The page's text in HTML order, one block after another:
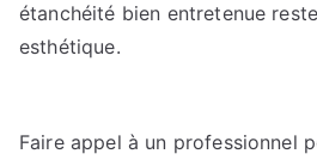
étanchéité bien entretenue
esthétique.
Faire appel à un professionnel